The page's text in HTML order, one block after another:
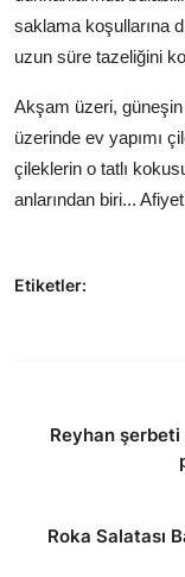
saklama koşullarına
uzun süre tazeliğini
Akşam üzeri, güneşin
üzerinde ev yapımı
çileklerin o tatlı
anlarından biri...
Etiketler:
Reyhan
Roka Salatası